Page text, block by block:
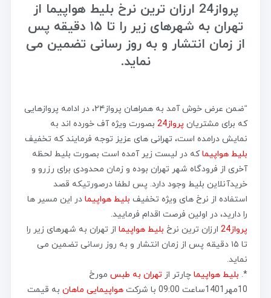
پرواز24 ارزان ترین نرخ بلیط هواپیما از
تهران به شهرهای زیر را تا ۱۵ دقیقه پس
از زمان انتشار و به روز رسانی تضمین می
نماید.
“ضمن عرض خوش آمد به همراهان پرواز۲۴، در ادامه پروازهایی
که برای مشتریان پرواز24
بصورت ویژه آف خورده اند به
نمایش درامده است، تهرانی های عزیز توجه فرمایند که تخفیف
بلیط هواپیماکه در لیست زیر آمده است بصورت بلیط لحظه
آخری از فرودگاه شهر تهران بوده و زمان محدودی برای رزرو و
خریدآنلاین بلیط وجود دارد. پس لطفا درصورتیکه قصد
استفاده از نرخ های ویژه تخفیف بلیط هواپیما در این مسیر ها
را دارید، در اولین فرصت اقدام فرمایید.
پرواز24
ارزان ترین نرخ بلیط هواپیما از تهران به شهرهای زیر را
تا ۱۵ دقیقه پس از زمان انتشار و به روز رسانی تضمین می
نماید.
*. بلیط هواپیما چارتر از تهران به طبس مورخ
10مهر1401ساعت 09:00 با شرکت
هواپیمایی ماهان به قیمت